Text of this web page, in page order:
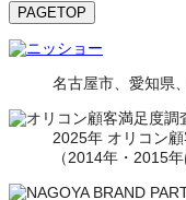
PAGETOP
名古屋市、愛知県
2025年 オリコン
（2014年・2015